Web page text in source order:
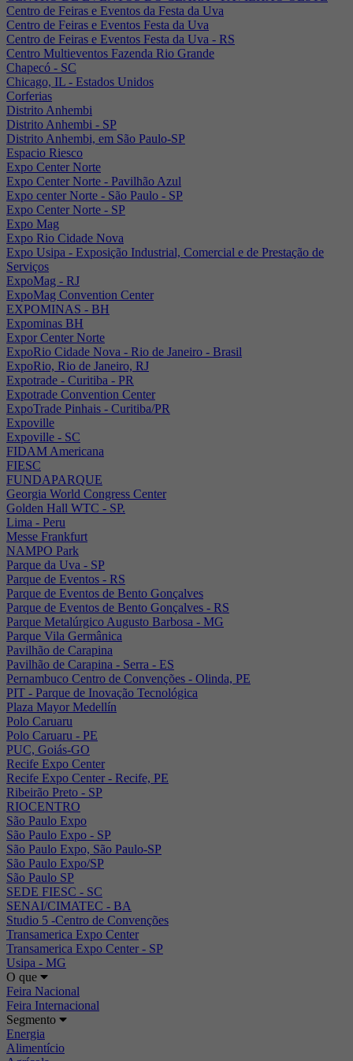
Centro de Feiras e Eventos da Festa da Uva
Centro de Feiras e Eventos Festa da Uva
Centro de Feiras e Eventos Festa da Uva - RS
Centro Multieventos Fazenda Rio Grande
Chapecó - SC
Chicago, IL - Estados Unidos
Corferias
Distrito Anhembi
Distrito Anhembi - SP
Distrito Anhembi, em São Paulo-SP
Espacio Riesco
Expo Center Norte
Expo Center Norte - Pavilhão Azul
Expo center Norte - São Paulo - SP
Expo Center Norte - SP
Expo Mag
Expo Rio Cidade Nova
Expo Usipa - Exposição Industrial, Comercial e de Prestação de
Serviços
ExpoMag - RJ
ExpoMag Convention Center
EXPOMINAS - BH
Expominas BH
Expor Center Norte
ExpoRio Cidade Nova - Rio de Janeiro - Brasil
ExpoRio, Rio de Janeiro, RJ
Expotrade - Curitiba - PR
Expotrade Convention Center
ExpoTrade Pinhais - Curitiba/PR
Expoville
Expoville - SC
FIDAM Americana
FIESC
FUNDAPARQUE
Georgia World Congress Center
Golden Hall WTC - SP.
Lima - Peru
Messe Frankfurt
NAMPO Park
Parque da Uva - SP
Parque de Eventos - RS
Parque de Eventos de Bento Gonçalves
Parque de Eventos de Bento Gonçalves - RS
Parque Metalúrgico Augusto Barbosa - MG
Parque Vila Germânica
Pavilhão de Carapina
Pavilhão de Carapina - Serra - ES
Pernambuco Centro de Convenções - Olinda, PE
PIT - Parque de Inovação Tecnológica
Plaza Mayor Medellín
Polo Caruaru
Polo Caruaru - PE
PUC, Goiás-GO
Recife Expo Center
Recife Expo Center - Recife, PE
Ribeirão Preto - SP
RIOCENTRO
São Paulo Expo
São Paulo Expo - SP
São Paulo Expo, São Paulo-SP
São Paulo Expo/SP
São Paulo SP
SEDE FIESC - SC
SENAI/CIMATEC - BA
Studio 5 -Centro de Convenções
Transamerica Expo Center
Transamerica Expo Center - SP
Usipa - MG
O que
Feira Nacional
Feira Internacional
Segmento
Energia
Alimentício